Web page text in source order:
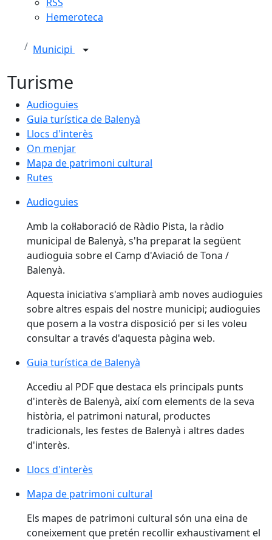
Hemeroteca
Municipi
Turisme
Audioguies
Guia turística de Balenyà
Llocs d'interès
On menjar
Mapa de patrimoni cultural
Rutes
Audioguies
Audioguies
Amb la col·laboració de Ràdio Pista, la ràdio
municipal de Balenyà, s'ha preparat la següent
audioguia sobre el Camp d'Aviació de Tona /
Balenyà.
Aquesta iniciativa s'ampliarà amb noves audioguies
sobre altres espais del nostre municipi; audioguies
que posem a la vostra disposició per si les voleu
consultar a través d'aquesta pàgina web.
Guia turística de Balenyà
Guia turística de Balenyà
Accediu al PDF que destaca els principals punts
d'interès de Balenyà, així com elements de la seva
història, el patrimoni natural, productes
tradicionals, les festes de Balenyà i altres dades
d'interès.
Llocs d'interès
Mapa de patrimoni cultural
Els mapes de patrimoni cultural són una eina de
coneixement que pretén recollir exhaustivament el